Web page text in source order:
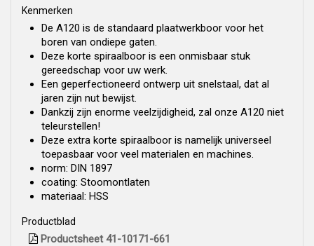
Kenmerken
De A120 is de standaard plaatwerkboor voor het
boren van ondiepe gaten.
Deze korte spiraalboor is een onmisbaar stuk
gereedschap voor uw werk.
Een geperfectioneerd ontwerp uit snelstaal, dat al
jaren zijn nut bewijst.
Dankzij zijn enorme veelzijdigheid, zal onze A120 niet
teleurstellen!
Deze extra korte spiraalboor is namelijk universeel
toepasbaar voor veel materialen en machines.
norm: DIN 1897
coating: Stoomontlaten
materiaal: HSS
Productblad
Productsheet 41-10171-661